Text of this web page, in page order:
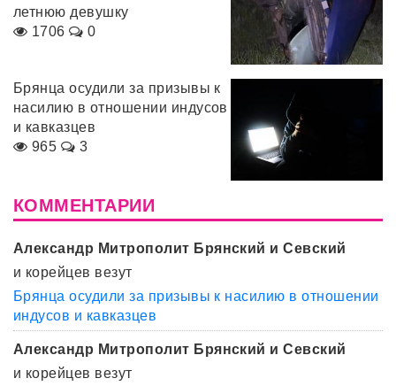
летнюю девушку
1706
0
Брянца осудили за призывы к
насилию в отношении индусов
и кавказцев
965
3
КОММЕНТАРИИ
Александр Митрополит Брянский и Севский
и корейцев везут
Брянца осудили за призывы к насилию в отношении
индусов и кавказцев
Александр Митрополит Брянский и Севский
и корейцев везут